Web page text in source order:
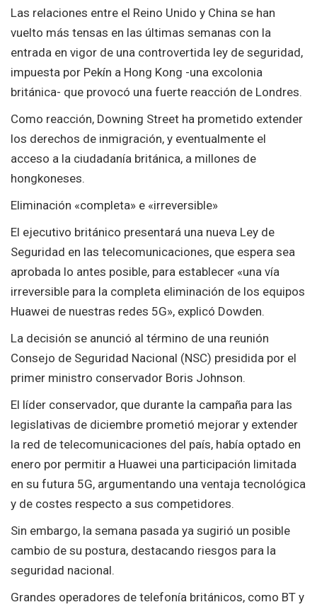
Las relaciones entre el Reino Unido y China se han
vuelto más tensas en las últimas semanas con la
entrada en vigor de una controvertida ley de seguridad,
impuesta por Pekín a Hong Kong -una excolonia
británica- que provocó una fuerte reacción de Londres.
Como reacción, Downing Street ha prometido extender
los derechos de inmigración, y eventualmente el
acceso a la ciudadanía británica, a millones de
hongkoneses.
Eliminación «completa» e «irreversible»
El ejecutivo británico presentará una nueva Ley de
Seguridad en las telecomunicaciones, que espera sea
aprobada lo antes posible, para establecer «una vía
irreversible para la completa eliminación de los equipos
Huawei de nuestras redes 5G», explicó Dowden.
La decisión se anunció al término de una reunión
Consejo de Seguridad Nacional (NSC) presidida por el
primer ministro conservador Boris Johnson.
El líder conservador, que durante la campaña para las
legislativas de diciembre prometió mejorar y extender
la red de telecomunicaciones del país, había optado en
enero por permitir a Huawei una participación limitada
en su futura 5G, argumentando una ventaja tecnológica
y de costes respecto a sus competidores.
Sin embargo, la semana pasada ya sugirió un posible
cambio de su postura, destacando riesgos para la
seguridad nacional.
Grandes operadores de telefonía británicos, como BT y